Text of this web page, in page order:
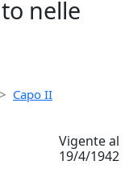
nelle
Capo II
Vigente al
19/4/1942